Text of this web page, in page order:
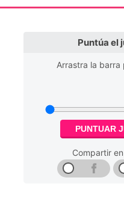
Puntúa el
Arrastra la barra
PUNTUAR
Compartir